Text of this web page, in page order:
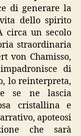
di generare la
dello spirito
circa un secolo
straordinaria
von Chamisso,
di
lo reinterpreta,
se ne lascia
cristallina e
apoteosi
che sarà